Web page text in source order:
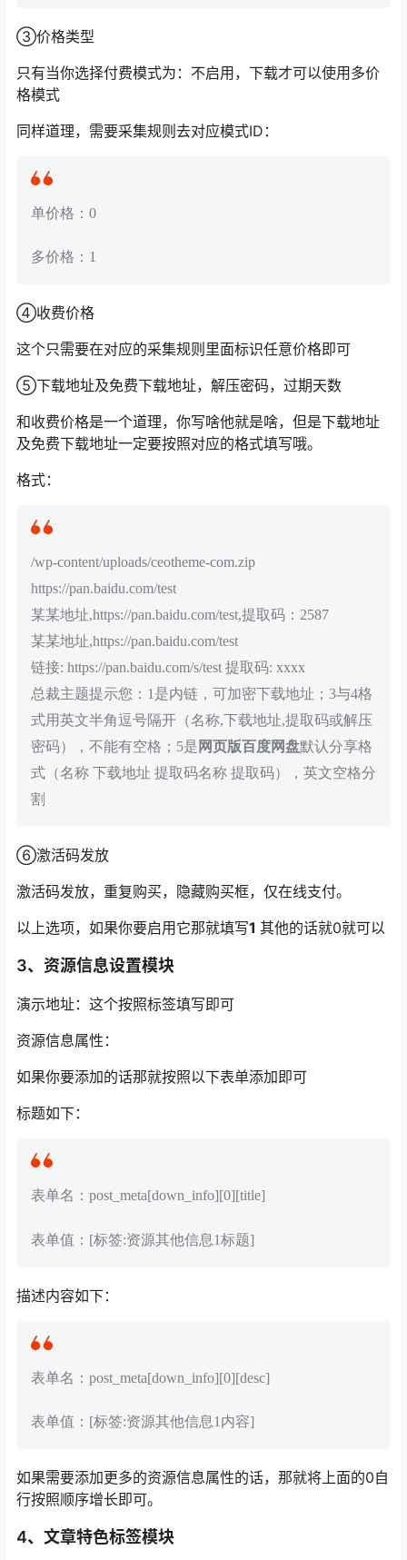
③价格类型
只有当你选择付费模式为：不启用，下载才可以使用多价
格模式
同样道理，需要采集规则去对应模式ID：
单价格：0
多价格：1
④收费价格
这个只需要在对应的采集规则里面标识任意价格即可
⑤下载地址及免费下载地址，解压密码，过期天数
和收费价格是一个道理，你写啥他就是啥，但是下载地址
及免费下载地址一定要按照对应的格式填写哦。
格式：
/wp-content/uploads/ceotheme-com.zip
https://pan.baidu.com/test
某某地址,https://pan.baidu.com/test,提取码：2587
某某地址,https://pan.baidu.com/test
链接: https://pan.baidu.com/s/test 提取码: xxxx
总裁主题提示您：1是内链，可加密下载地址；3与4格
式用英文半角逗号隔开（名称,下载地址,提取码或解压
密码），不能有空格；5是 网页版百度网盘默认分享格
式（名称 下载地址 提取码名称 提取码），英文空格分
割
⑥激活码发放
激活码发放， 重复购买，隐藏购买框，仅在线支付。
以上选项，如果你要启用它那就填写1 其他的话就0就可以
3、资源信息设置模块
演示地址：这个按照标签填写即可
资源信息属性：
如果你要添加的话那就按照以下表单添加即可
标题如下：
表单名：post_meta[down_info][0][title]
表单值：[标签:资源其他信息1标题]
描述内容如下：
表单名：post_meta[down_info][0][desc]
表单值：[标签:资源其他信息1内容]
如果需要添加更多的资源信息属性的话，那就将上面的0自
行按照顺序增长即可。
4、文章特色标签模块